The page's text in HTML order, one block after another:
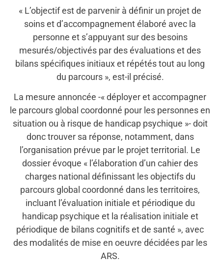
« L’objectif est de parvenir à définir un projet de
soins et d’accompagnement élaboré avec la
personne et s’appuyant sur des besoins
mesurés/objectivés par des évaluations et des
bilans spécifiques initiaux et répétés tout au long
du parcours », est-il précisé.
La mesure annoncée -« déployer et accompagner
le parcours global coordonné pour les personnes en
situation ou à risque de handicap psychique »- doit
donc trouver sa réponse, notamment, dans
l’organisation prévue par le projet territorial. Le
dossier évoque « l’élaboration d’un cahier des
charges national définissant les objectifs du
parcours global coordonné dans les territoires,
incluant l’évaluation initiale et périodique du
handicap psychique et la réalisation initiale et
périodique de bilans cognitifs et de santé », avec
des modalités de mise en oeuvre décidées par les
ARS.